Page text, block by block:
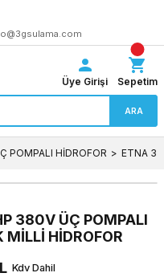
ARA
Üye Girişi Sepetim
POMPALI HİDROFOR ETNA 3
380V ÜÇ POMPALI
MİLLİ HİDROFOR
Kdv Dahil